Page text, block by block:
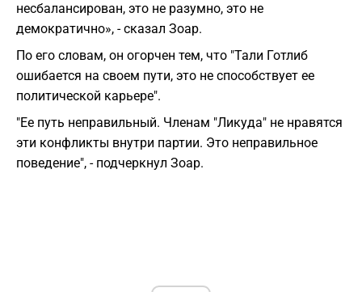
несбалансирован, это не разумно, это не
демократично», - сказал Зоар.
По его словам, он огорчен тем, что "Тали Готлиб
ошибается на своем пути, это не способствует ее
политической карьере".
"Ее путь неправильный. Членам "Ликуда" не нравятся
эти конфликты внутри партии. Это неправильное
поведение", - подчеркнул Зоар.